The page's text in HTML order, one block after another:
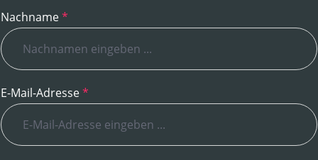
Nachname*
E-Mail-Adresse*